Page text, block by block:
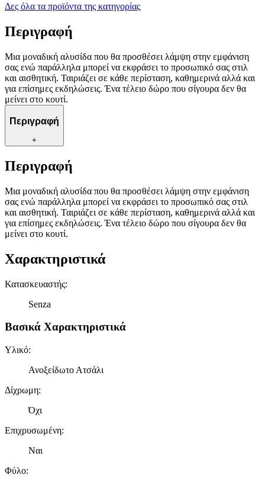
Δες όλα τα προϊόντα της κατηγορίας
Περιγραφή
Μια μοναδική αλυσίδα που θα προσθέσει λάμψη στην εμφάνιση
σας ενώ παράλληλα μπορεί να εκφράσει το προσωπικό σας στιλ
και αισθητική. Ταιριάζει σε κάθε περίσταση, καθημερινά αλλά και
για επίσημες εκδηλώσεις. Ένα τέλειο δώρο που σίγουρα δεν θα
μείνει στο κουτί.
Περιγραφή
+
Περιγραφή
Μια μοναδική αλυσίδα που θα προσθέσει λάμψη στην εμφάνιση
σας ενώ παράλληλα μπορεί να εκφράσει το προσωπικό σας στιλ
και αισθητική. Ταιριάζει σε κάθε περίσταση, καθημερινά αλλά και
για επίσημες εκδηλώσεις. Ένα τέλειο δώρο που σίγουρα δεν θα
μείνει στο κουτί.
Χαρακτηριστικά
Κατασκευαστής:
Senza
Βασικά Χαρακτηριστικά
Υλικό:
Ανοξείδωτο Ατσάλι
Δίχρωμη:
Όχι
Επιχρυσωμένη:
Ναι
Φύλο: